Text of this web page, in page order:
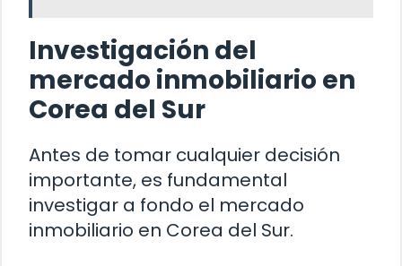
Investigación del
mercado inmobiliario en
Corea del Sur
Antes de tomar cualquier decisión
importante, es fundamental
investigar a fondo el mercado
inmobiliario en Corea del Sur.